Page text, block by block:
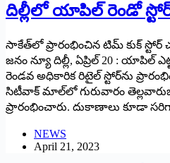
దిల్లీలో యాపిల్‌ ‌రెండో
సాకేత్‌లో ప్రారంభించిన టిమ్‌ ‌కుక్‌
జనం న్యూ దిల్లీ, ఏప్రిల్‌ 20 : ‌యాపిల్‌
రెండవ అధికారిక రిటైల్‌ ‌స్టోర్‌ను
‌సిటీవాక్‌ ‌మాల్‌లో గురువారం
‌ప్రారంభించారు. దుకాణాలు కూడా
NEWS
April 21, 2023